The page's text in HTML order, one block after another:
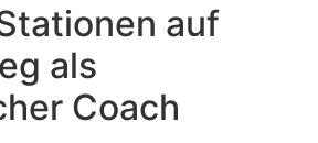
auf
als
Coach